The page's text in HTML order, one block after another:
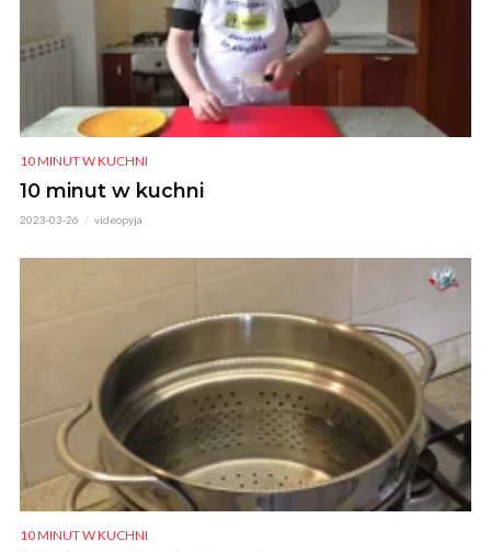
10 MINUT W KUCHNI
10 minut w kuchni
2023-03-26 videopyja
10 MINUT W KUCHNI